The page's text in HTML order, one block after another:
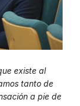
existe al
tanto de
a pie de